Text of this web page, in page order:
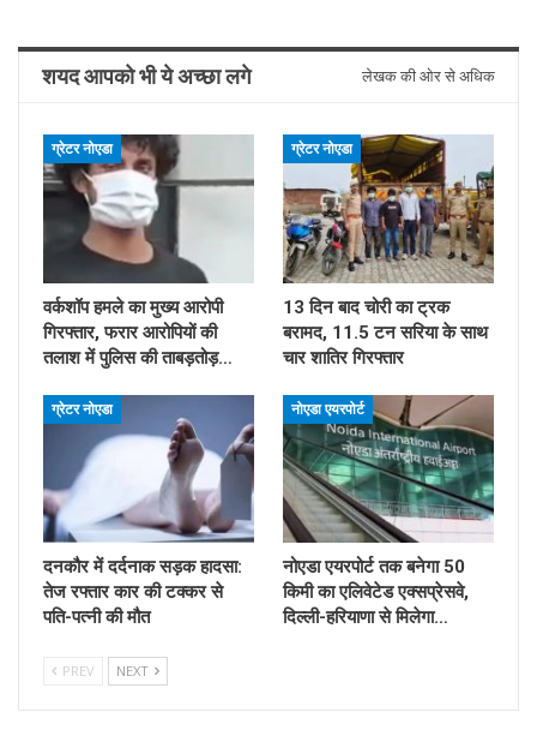
शयद आपको भी ये अच्छा लगे लेखक की ओर से अधिक
ग्रेटर नोएडा
वर्कशॉप हमले का मुख्य आरोपी
गिरफ्तार, फरार आरोपियों की
तलाश में पुलिस की ताबड़तोड़…
ग्रेटर नोएडा
13 दिन बाद चोरी का ट्रक
बरामद, 11.5 टन सरिया के साथ
चार शातिर गिरफ्तार
ग्रेटर नोएडा
दनकौर में दर्दनाक सड़क हादसा:
तेज रफ्तार कार की टक्कर से
पति-पत्नी की मौत
नोएडा एयरपोर्ट
नोएडा एयरपोर्ट तक बनेगा 50
किमी का एलिवेटेड एक्सप्रेसवे,
दिल्ली-हरियाणा से मिलेगा…
PREV NEXT